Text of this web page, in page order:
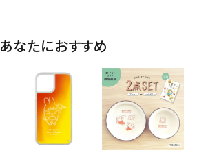
あなたにおすすめ